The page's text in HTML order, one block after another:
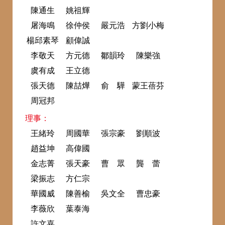
陳通生
姚祖輝
屠海鳴
徐仲侯 嚴元浩
方劉小梅
楊邱素琴
顧偉誠
李敬天
方元德 鄒韻玲
陳樂強
虞有成
王立德
張天德
陳喆燁 俞 驊
蒙王蓓芬
周冠邦
理事：
王緒玲
周國華 張宗豪
劉順波
趙益坤
高偉國
金志菁
張天豪 曹 眾
龔 蕾
梁振志
方仁宗
華國威
陳善榆 吳文全
曹忠豪
李薇欣
葉泰海